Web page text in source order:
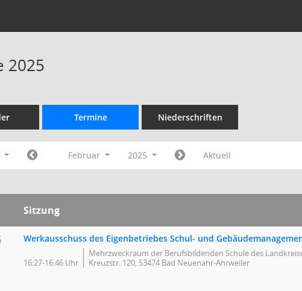
2025
Termine Niederschriften
Februar 2025 Aktuell
Sitzung
Werkausschuss des Eigenbetriebes Schul- und
16:27-16:46 Uhr
Mehrzweckraum der Berufsbildenden Schule des
Kreuzstr. 120, 53474 Bad Neuenahr-Ahrweiler